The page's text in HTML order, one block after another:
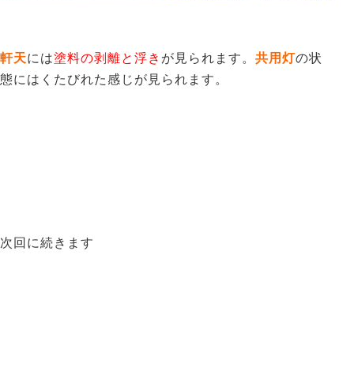
軒天には塗料の剥離と浮き が見られます。 共用灯の状
態にはくたびれた感じが見られます。
次回に続きます